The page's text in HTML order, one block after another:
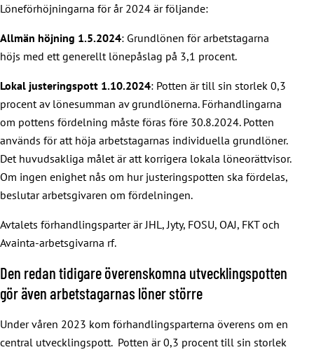
Löneförhöjningarna för år 2024 är följande:
Allmän höjning 1.5.2024: Grundlönen för arbetstagarna
höjs med ett generellt lönepåslag på 3,1 procent.
Lokal justeringspott 1.10.2024: Potten är till sin storlek 0,3
procent av lönesumman av grundlönerna. Förhandlingarna
om pottens fördelning måste föras före 30.8.2024. Potten
används för att höja arbetstagarnas individuella grundlöner.
Det huvudsakliga målet är att korrigera lokala löneorättvisor.
Om ingen enighet nås om hur justeringspotten ska fördelas,
beslutar arbetsgivaren om fördelningen.
Avtalets förhandlingsparter är JHL, Jyty, FOSU, OAJ, FKT och
Avainta-arbetsgivarna rf.
Den redan tidigare överenskomna utvecklingspotten
gör även arbetstagarnas löner större
Under våren 2023 kom förhandlingsparterna överens om en
central utvecklingspott. Potten är 0,3 procent till sin storlek